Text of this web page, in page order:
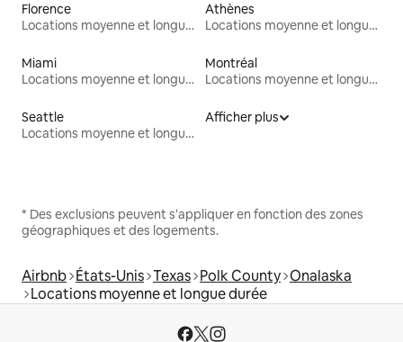
Florence
Locations moyenne et longue durée
Athènes
Locations moyenne et longue durée
Miami
Locations moyenne et longue durée
Montréal
Locations moyenne et longue durée
Seattle
Locations moyenne et longue durée
Afficher plus
* Des exclusions peuvent s'appliquer en fonction des zones
géographiques et des logements.
Airbnb États-Unis Texas Polk County Onalaska
Locations moyenne et longue durée